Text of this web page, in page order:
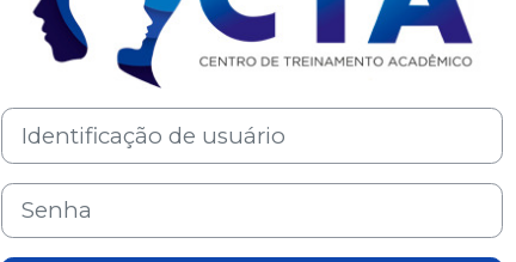
Identificação de usuário
Senha